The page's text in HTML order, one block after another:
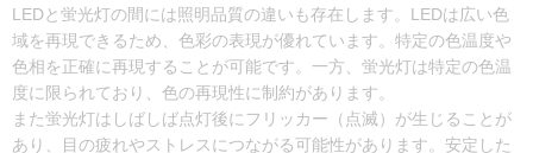
LEDと蛍光灯の間には照明品質の違いも存在します。LEDは広い色
域を再現できるため、色彩の表現が優れています。特定の色温度や
色相を正確に再現することが可能です。一方、蛍光灯は特定の色温
度に限られており、色の再現性に制約があります。
また蛍光灯はしばしば点灯後にフリッカー（点滅）が生じることが
あり、目の疲れやストレスにつながる可能性があります。安定した